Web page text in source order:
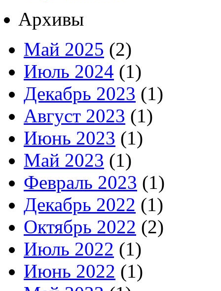
Архивы
Май 2025 (2)
Июль 2024 (1)
Декабрь 2023 (1)
Август 2023 (1)
Июнь 2023 (1)
Май 2023 (1)
Февраль 2023 (1)
Декабрь 2022 (1)
Октябрь 2022 (2)
Июль 2022 (1)
Июнь 2022 (1)